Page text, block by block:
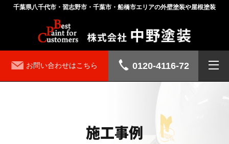
千葉県八千代市・習志野市・千葉市・船橋市エリアの外壁塗装や屋根塗装
お問い合わせはこちら 0120-4116-72
施工事例